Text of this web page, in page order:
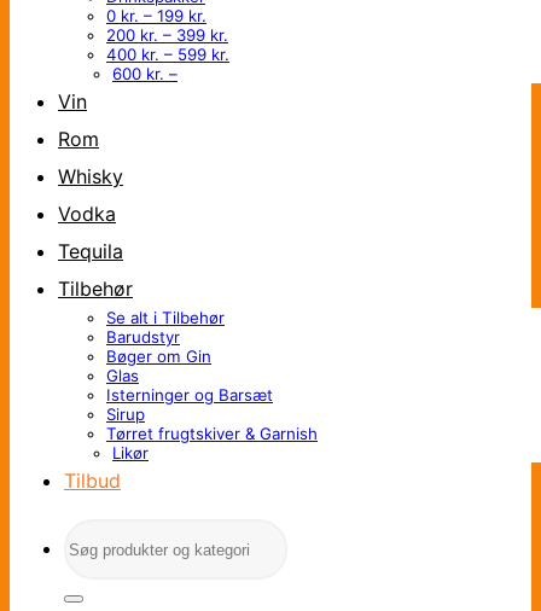
0 kr. – 199 kr.
200 kr. – 399 kr.
400 kr. – 599 kr.
600 kr. –
Vin
Rom
Whisky
Vodka
Tequila
Tilbehør
Se alt i Tilbehør
Barudstyr
Bøger om Gin
Glas
Isterninger og Barsæt
Sirup
Tørret frugtskiver & Garnish
Likør
Tilbud
efter: